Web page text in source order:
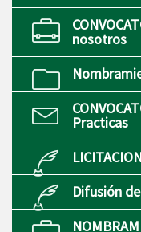
nosotros
Practicas
Difusión